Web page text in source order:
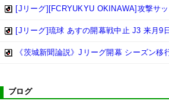
[Jリーグ][FCRYUKYU OKINAWA]攻撃サ
[Jリーグ]琉球 あすの開幕戦中止 J3 来月9
《茨城新聞論説》Jリーグ開幕 シーズン移
ブログ